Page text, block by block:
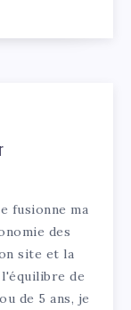
fusionne ma
des
site et la
de
de 5 ans, je